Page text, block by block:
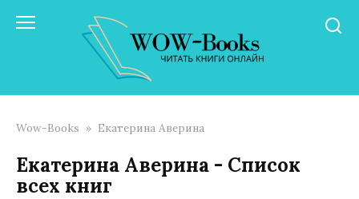
Wow-Books » Екатерина Аверина
Екатерина Аверина - Список
всех книг